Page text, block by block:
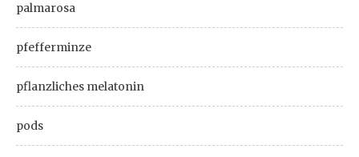
palmarosa
pfefferminze
pflanzliches melatonin
pods